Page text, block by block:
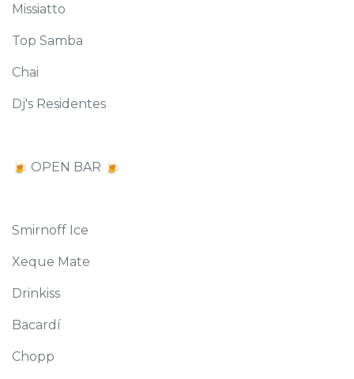
Missiatto
Top Samba
Chai
Dj's Residentes
🍺 OPEN BAR 🍺
Smirnoff Ice
Xeque Mate
Drinkiss
Bacardí
Chopp